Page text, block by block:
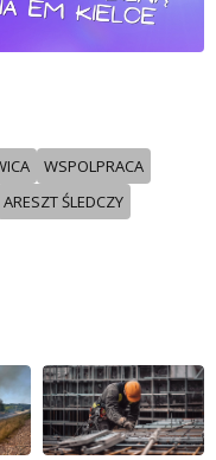
WSPOLPRACA
ARESZT ŚLEDCZY